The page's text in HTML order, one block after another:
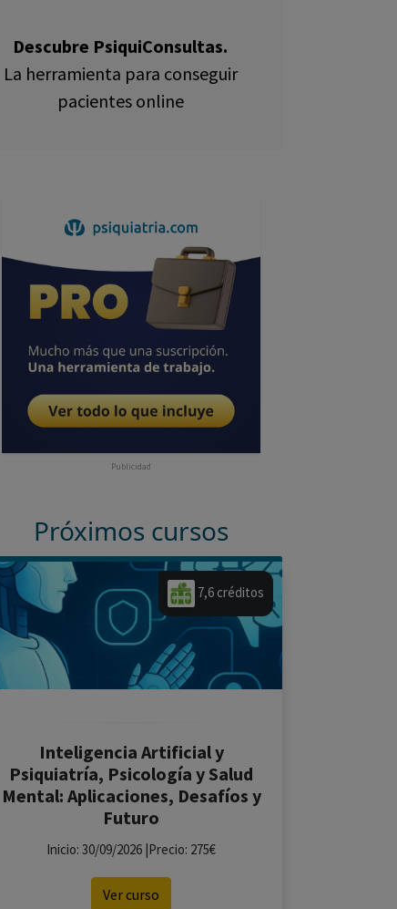
Descubre PsiquiConsultas.
La herramienta para conseguir
pacientes online
Publicidad
Próximos cursos
7,6 créditos
Inteligencia Artificial y
Psiquiatría, Psicología y Salud
Mental: Aplicaciones, Desafíos y
Futuro
Inicio: 30/09/2026 |Precio: 275€
Ver curso